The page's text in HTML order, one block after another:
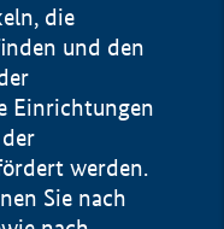
die
und den
Einrichtungen
werden.
Sie nach